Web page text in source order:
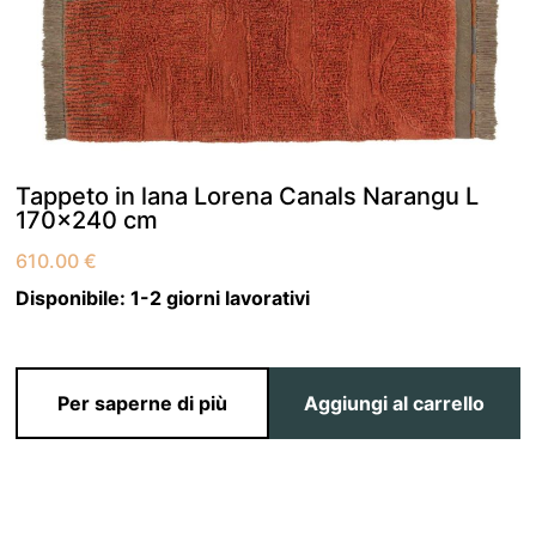
Tappeto in lana Lorena Canals Narangu L
170×240 cm
610.00€
Disponibile:1-2 giorni lavorativi
Per saperne di più Aggiungi al carrello